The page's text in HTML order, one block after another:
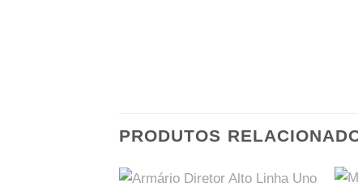
PRODUTOS